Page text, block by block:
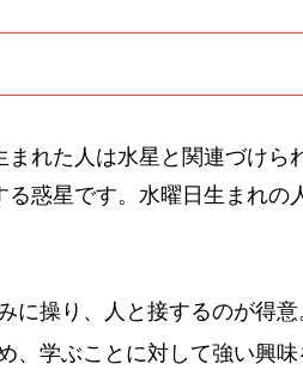
れた人は水星と関連づけら
惑星です。水曜日生まれの
に操り、人と接するのが得
、学ぶことに対して強い興